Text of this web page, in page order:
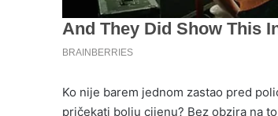
Ko nije barem jednom zastao pred
pričekati bolju cijenu? Bez obzira na